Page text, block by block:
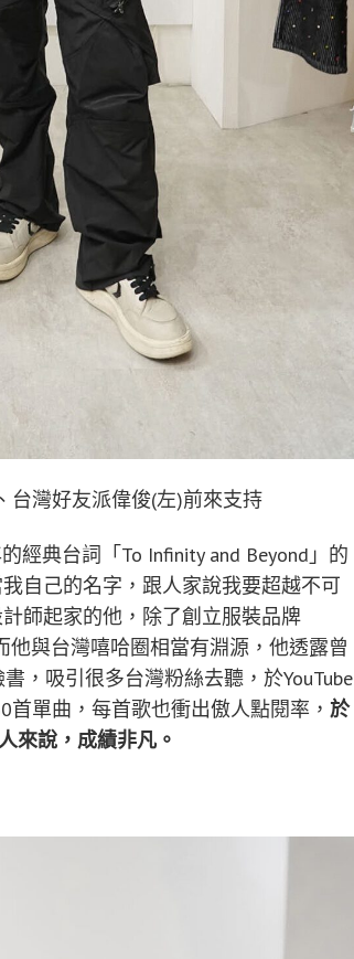
台灣好友派偉俊(左)前來支持
經典台詞「To Infinity and Beyond」的
自己的名字，跟人家說我要超越不可
師起家的他，除了創立服裝品牌
他與台灣嘻哈圈相當有淵源，他透露曾
，吸引很多台灣粉絲去聽，於YouTube
單曲，每首歌也衝出傲人點閱率， 於
來說，成績非凡。